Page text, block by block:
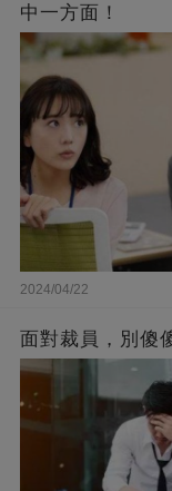
中一方面！
2024/04/22
面對裁員，別傻